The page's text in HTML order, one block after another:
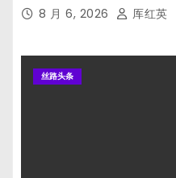
8 月 6, 2026 厍红英
丝路头条